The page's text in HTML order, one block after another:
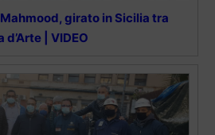
girato in Sicilia tra
| VIDEO